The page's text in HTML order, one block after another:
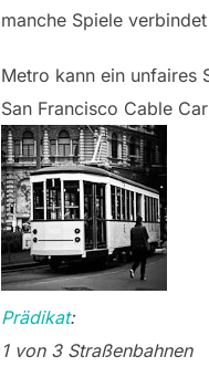
manche Spiele
Metro kann ein unfaires
San Francisco Cable
Prädikat:
1 von 3 Straßenbahnen